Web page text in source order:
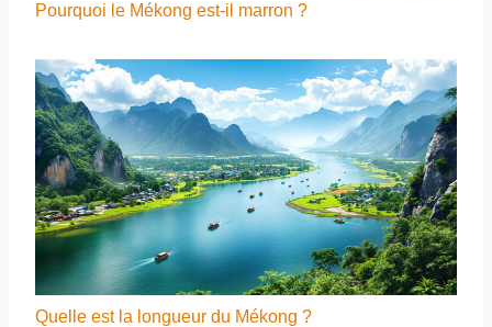
Pourquoi le Mékong est-il marron ?
Quelle est la longueur du Mékong ?